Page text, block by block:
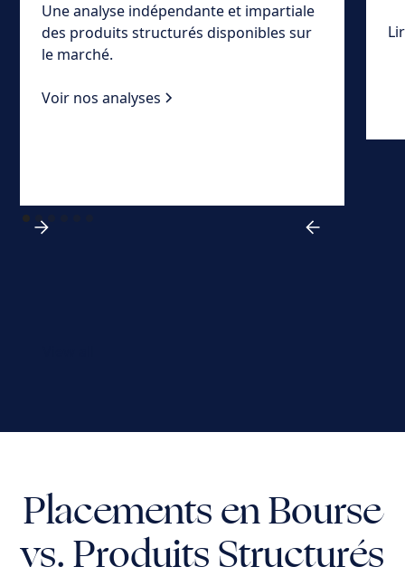
Une analyse indépendante et impartiale
des produits structurés disponibles sur
le marché.
Voir nos analyses
Placements en Bourse
vs. Produits Structurés